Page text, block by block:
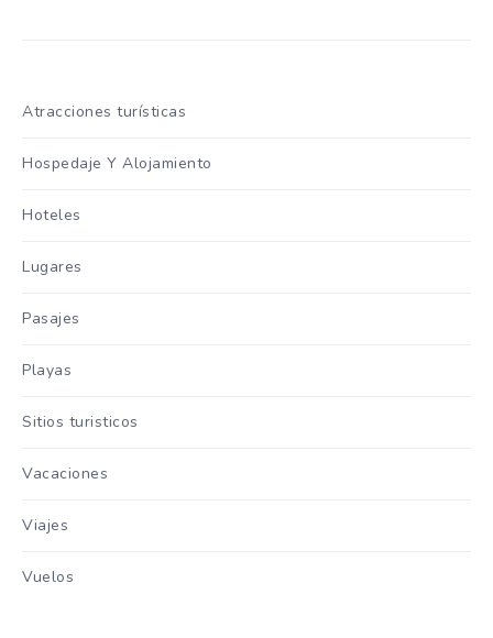
Atracciones turísticas
Hospedaje Y Alojamiento
Hoteles
Lugares
Pasajes
Playas
Sitios turisticos
Vacaciones
Viajes
Vuelos